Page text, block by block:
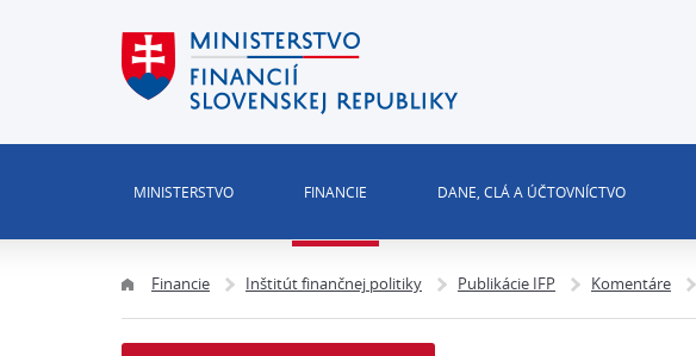
MINISTERSTVO FINANCIE DANE, CLÁ A ÚČTOVNÍCTVO
Financie Inštitút finančnej politiky Publikácie IFP Komentáre